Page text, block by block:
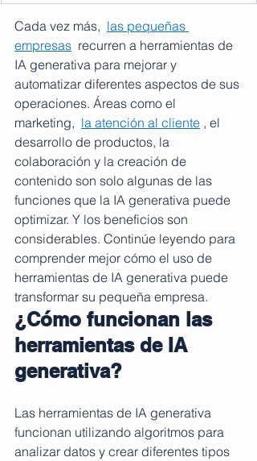
Cada vez más, las pequeñas
empresas recurren a herramientas de
IA generativa para mejorar y
automatizar diferentes aspectos de sus
operaciones. Áreas como el
marketing, la atención al cliente , el
desarrollo de productos, la
colaboración y la creación de
contenido son solo algunas de las
funciones que la IA generativa puede
optimizar. Y los beneficios son
considerables. Continúe leyendo para
comprender mejor cómo el uso de
herramientas de IA generativa puede
transformar su pequeña empresa.
¿Cómo funcionan las
herramientas de IA
generativa?
Las herramientas de IA generativa
funcionan utilizando algoritmos para
analizar datos y crear diferentes tipos